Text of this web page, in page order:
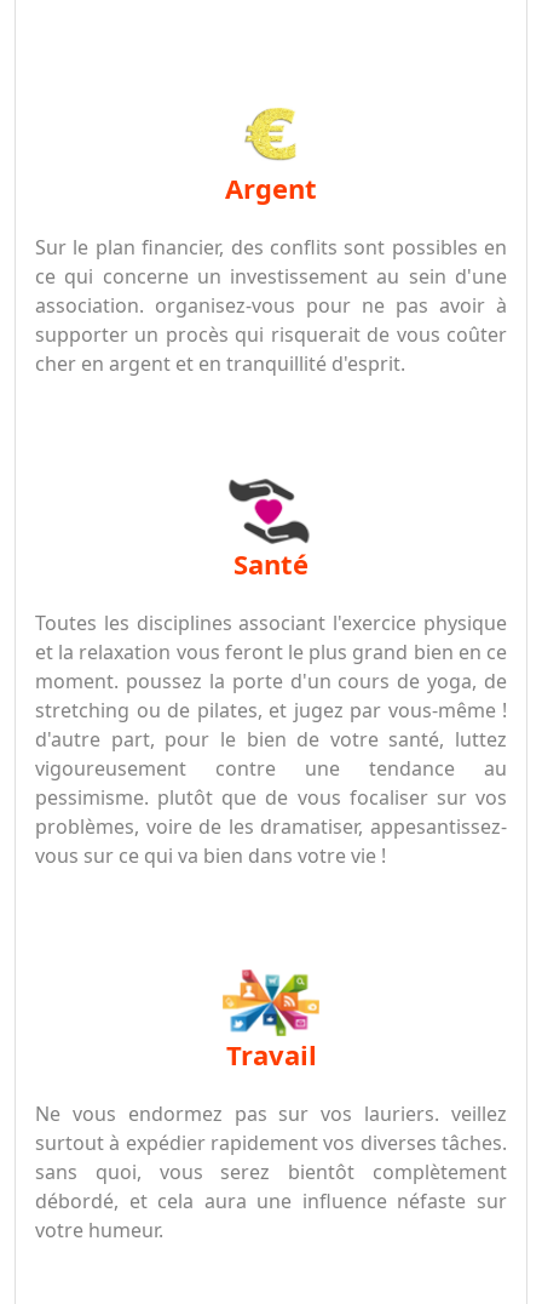
argent
Sur le plan financier, des conflits sont possibles en
ce qui concerne un investissement au sein d'une
association. organisez-vous pour ne pas avoir à
supporter un procès qui risquerait de vous coûter
cher en argent et en tranquillité d'esprit.
santé
Toutes les disciplines associant l'exercice physique
et la relaxation vous feront le plus grand bien en ce
moment. poussez la porte d'un cours de yoga, de
stretching ou de pilates, et jugez par vous-même !
d'autre part, pour le bien de votre santé, luttez
vigoureusement contre une tendance au
pessimisme. plutôt que de vous focaliser sur vos
problèmes, voire de les dramatiser, appesantissez-
vous sur ce qui va bien dans votre vie !
travail
Ne vous endormez pas sur vos lauriers. veillez
surtout à expédier rapidement vos diverses tâches.
sans quoi, vous serez bientôt complètement
débordé, et cela aura une influence néfaste sur
votre humeur.